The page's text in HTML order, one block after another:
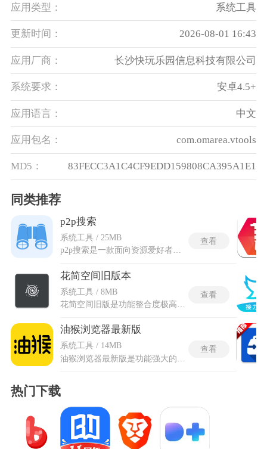
应用类型： 系统工具
更新时间： 2026-08-01 16:43
应用厂商： 长沙快玩乐园信息科技有限公司
系统要求： 安卓4.5+
应用语言： 中文
应用包名： com.omarea.vtools
MD5： 83FECC3A1C4CF9EDD159808CA395A1E1
同类推荐
p2p搜索
系统工具 / 25MB
p2p搜索是一款面向资源爱好者的磁力链接搜索工具，可即时从全球大量资源节点抓取不同类型的数字内容，涵盖音乐、影视、文档等多种文件。软件运用独特的多线程爬虫技术，实现高速并发检索，让用户在输入关键词后短时间内获得大量相关结果。它能直接呈现磁力链接及文件信息，省去逐个站点查找的繁琐，提升获取目标资源的效率。无需依赖单一来源，搜索范围广且响应迅速，适合需要快速定位并获取各类资源的用户，在合规前提下提供便捷的检索体验。
查看
花简空间旧版本
系统工具 / 8MB
查看
油猴浏览器最新版
系统工具 / 14MB
查看
热门下载